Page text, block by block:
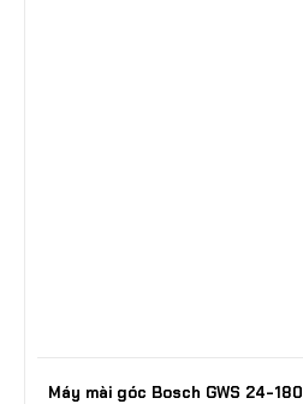
Máy mài góc Bosch GWS 24-180